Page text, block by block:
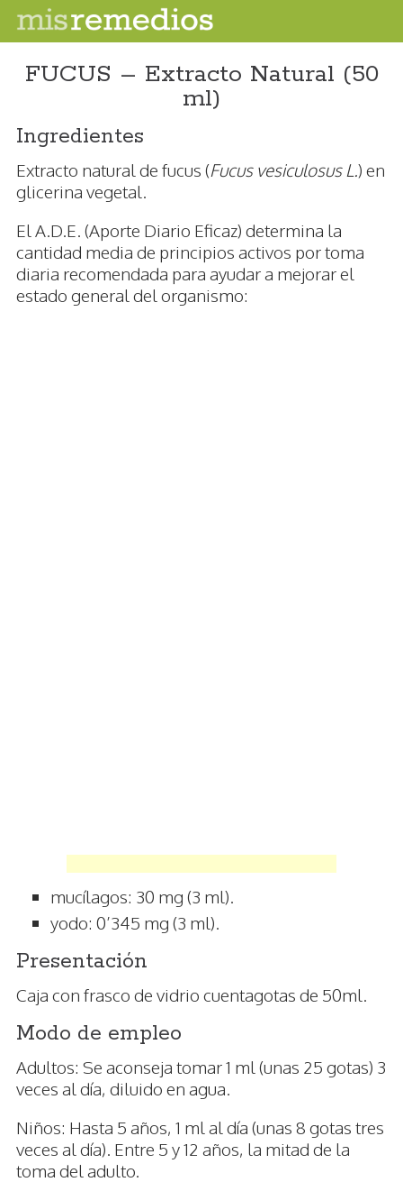
FUCUS – Extracto Natural (50
ml)
Ingredientes
Extracto natural de fucus (Fucus vesiculosus L.) en
glicerina vegetal.
El A.D.E. (Aporte Diario Eficaz) determina la
cantidad media de principios activos por toma
diaria recomendada para ayudar a mejorar el
estado general del organismo:
mucílagos: 30 mg (3 ml).
yodo: 0’345 mg (3 ml).
Presentación
Caja con frasco de vidrio cuentagotas de 50ml.
Modo de empleo
Adultos: Se aconseja tomar 1 ml (unas 25 gotas) 3
veces al día, diluido en agua.
Niños: Hasta 5 años, 1 ml al día (unas 8 gotas tres
veces al día). Entre 5 y 12 años, la mitad de la
toma del adulto.